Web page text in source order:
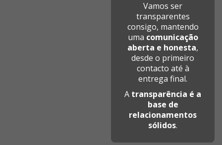
Vamos ser
transparentes
consigo, mantendo
uma comunicação
aberta e honesta,
desde o primeiro
contacto até à
entrega final.
A transparência é a
base de
relacionamentos
sólidos.